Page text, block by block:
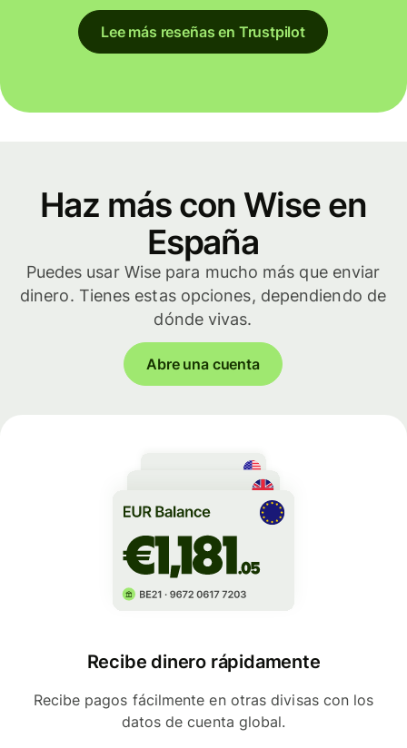
Lee más reseñas en Trustpilot
Haz más con Wise en
España
Puedes usar Wise para mucho más que enviar
dinero. Tienes estas opciones, dependiendo de
dónde vivas.
Abre una cuenta
Recibe dinero rápidamente
Recibe pagos fácilmente en otras divisas con los
datos de cuenta global.